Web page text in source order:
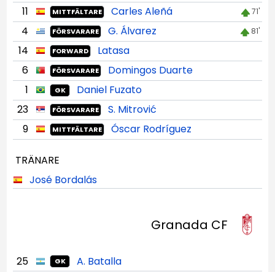
11 MITTFÄLTARE Carles Aleñá 71'
4 FÖRSVARARE G. Álvarez 81'
14 FORWARD
Latasa
6
FÖRSVARARE
Domingos Duarte
1
GK
Daniel Fuzato
23
FÖRSVARARE
S. Mitrović
9
MITTFÄLTARE Óscar Rodríguez
TRÄNARE
José Bordalás
Granada CF
25 GK
A. Batalla